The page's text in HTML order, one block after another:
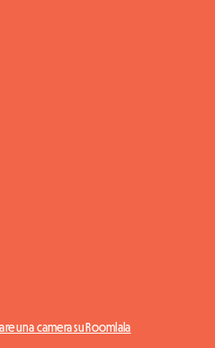
una camera su Roomlala